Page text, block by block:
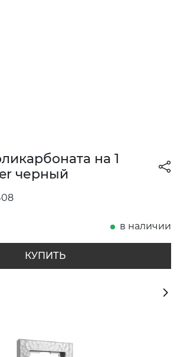
на 1
черный
в наличии
КУПИТЬ